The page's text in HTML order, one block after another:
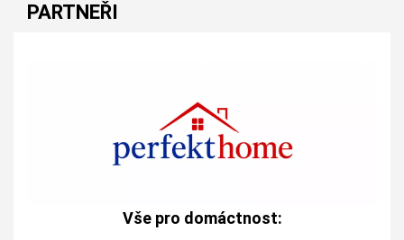
PARTNEŘI
Vše pro domáctnost: